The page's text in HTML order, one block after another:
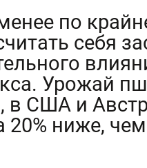
по
себя
Урожай
в США и
20% ниже,